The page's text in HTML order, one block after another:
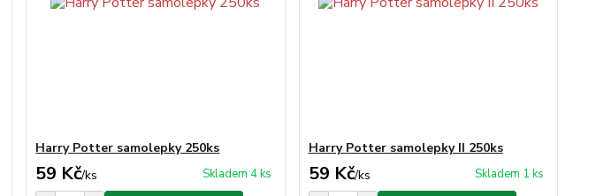
Harry Potter samolepky 250ks
59 Kč/ks Skladem 4 ks
Harry Potter samolepky II 250ks
59 Kč/ks Skladem 1 ks